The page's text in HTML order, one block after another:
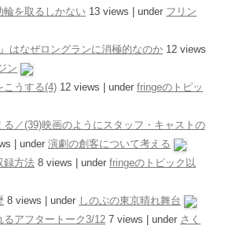
輪を取るしかない 13 views under フリン
はなぜロングランに消極的なのか 12 views
ン
こうする(4) 12 views under fringeのトピッ
／(39)映画のようにスタッフ・キャストの
under 演劇の創客について考える
録方法 8 views under fringeのトピック以
8 views under しのぶの東京晴れ舞台
アフタートーク3/12 7 views under さく